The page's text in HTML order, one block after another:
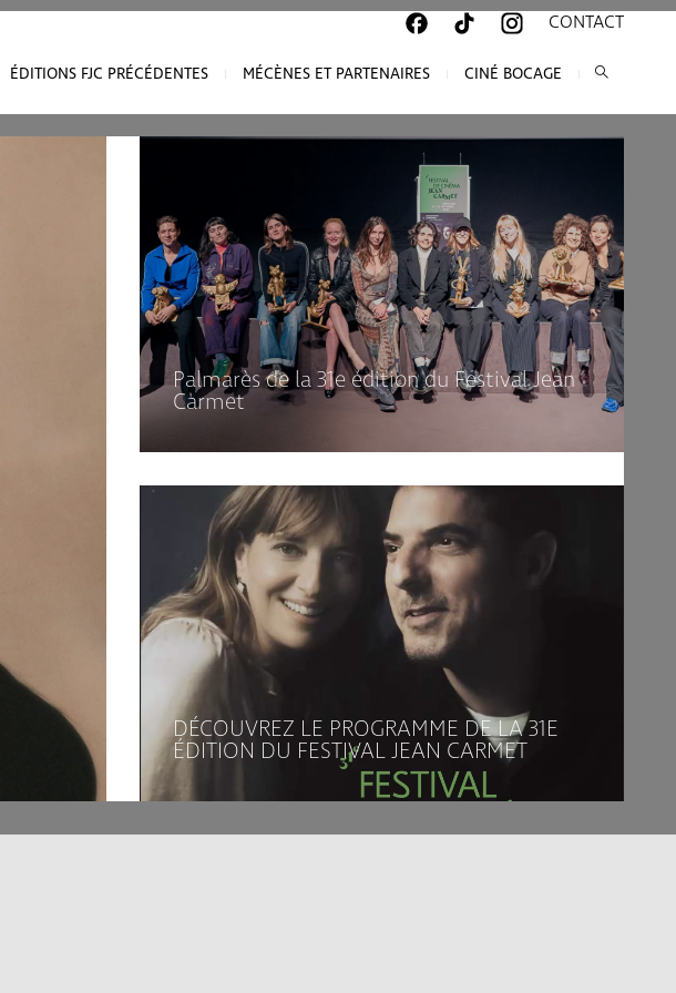
CONTACT
ÉDITIONS FJC PRÉCÉDENTES MÉCÈNES ET PARTENAIRES CINÉ BOCAGE
Palmarès de la 31e édition du Festival Jean
Carmet
DÉCOUVREZ LE PROGRAMME DE LA 31E
ÉDITION DU FESTIVAL JEAN CARMET